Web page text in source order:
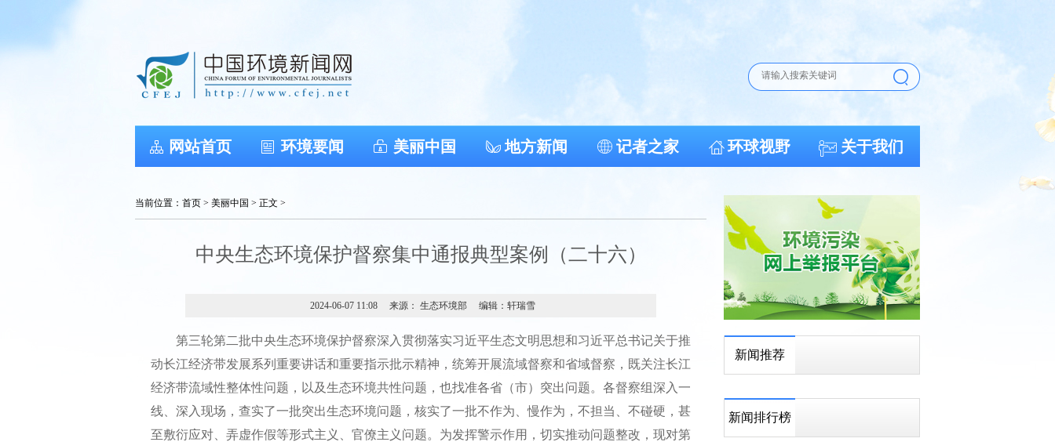
网站首页 环境要闻 美丽中国 地方新闻 记者之家 环球视野 关于我们
当前位置： 首页 > 美丽中国 > 正文 >
中央生态环境保护督察集中通报典型案例（二十六）
2024-06-07 11:08 来源： 生态环境部 编辑：轩瑞雪
第三轮第二批中央生态环境保护督察深入贯彻落实习近平生态文明思想和习近平总书记关于推
动长江经济带发展系列重要讲话和重要指示批示精神，统筹开展流域督察和省域督察，既关注长江
经济带流域性整体性问题，以及生态环境共性问题，也找准各省（市）突出问题。各督察组深入一
线、深入现场，查实了一批突出生态环境问题，核实了一批不作为、慢作为，不担当、不碰硬，甚
至敷衍应对、弄虚作假等形式主义、官僚主义问题。为发挥警示作用，切实推动问题整改，现对第
新闻推荐
新闻排行榜